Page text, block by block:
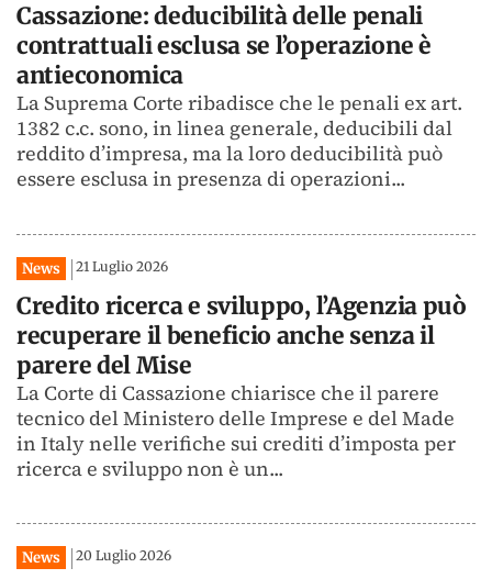
Cassazione: deducibilità delle penali
contrattuali esclusa se l’operazione è
antieconomica
La Suprema Corte ribadisce che le penali ex art.
1382 c.c. sono, in linea generale, deducibili dal
reddito d’impresa, ma la loro deducibilità può
essere esclusa in presenza di operazioni...
News 21 Luglio 2026
Credito ricerca e sviluppo, l’Agenzia può
recuperare il beneficio anche senza il
parere del Mise
La Corte di Cassazione chiarisce che il parere
tecnico del Ministero delle Imprese e del Made
in Italy nelle verifiche sui crediti d’imposta per
ricerca e sviluppo non è un...
News 20 Luglio 2026